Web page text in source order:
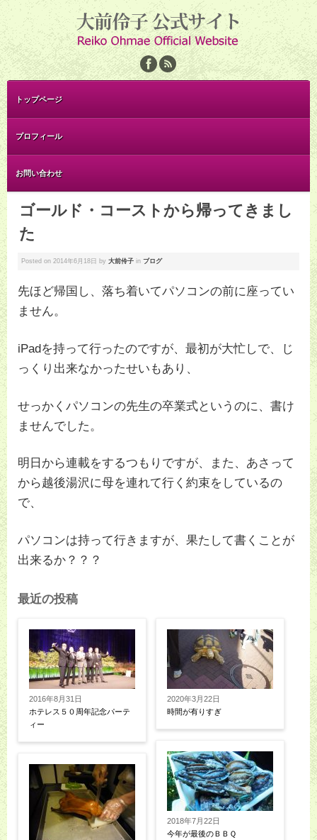
トップページ
プロフィール
お問い合わせ
ゴールド・コーストから帰ってきまし
た
Posted on 2014年6月18日 by 大前伶子 in ブログ
先ほど帰国し、落ち着いてパソコンの前に座ってい
ません。
iPadを持って行ったのですが、最初が大忙しで、じ
っくり出来なかったせいもあり、
せっかくパソコンの先生の卒業式というのに、書け
ませんでした。
明日から連載をするつもりですが、また、あさって
から越後湯沢に母を連れて行く約束をしているの
で、
パソコンは持って行きますが、果たして書くことが
出来るか？？？
最近の投稿
2016年8月31日
ホテレス５０周年記念パーテ
ィー
2020年3月22日
時間が有りすぎ
2018年7月22日
今年が最後のＢＢＱ